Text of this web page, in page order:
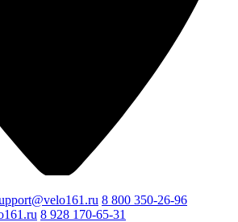
8 800 350-26-96
8 928 170-65-31